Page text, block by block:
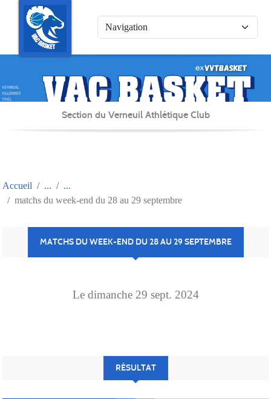
Section du Verneuil Athlétique Club
Accueil
matchs du week-end du 28 au 29 septembre
MATCHS DU WEEK-END DU 28 AU 29 SEPTEMBRE
Le dimanche 29 sept. 2024
RÉSULTAT
Panneau de gestion des cookies